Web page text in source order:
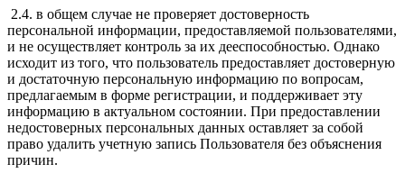
2.4. в общем случае не проверяет достоверность
персональной информации, предоставляемой пользователями,
и не осуществляет контроль за их дееспособностью. Однако
исходит из того, что пользователь предоставляет достоверную
и достаточную персональную информацию по вопросам,
предлагаемым в форме регистрации, и поддерживает эту
информацию в актуальном состоянии. При предоставлении
недостоверных персональных данных оставляет за собой
право удалить учетную запись Пользователя без объяснения
причин.